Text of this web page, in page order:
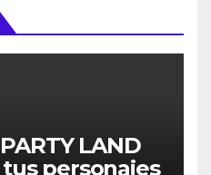
LAND
personajes